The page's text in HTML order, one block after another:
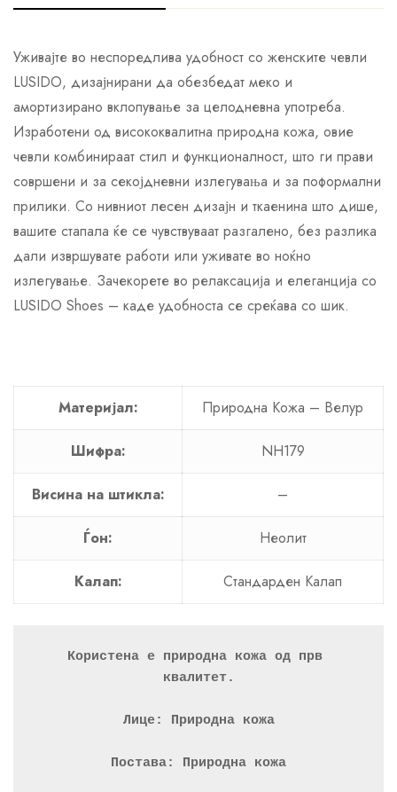
Уживајте во неспоредлива удобност со женските чевли
LUSIDO, дизајнирани да обезбедат меко и
амортизирано вклопување за целодневна употреба.
Изработени од висококвалитна природна кожа, овие
чевли комбинираат стил и функционалност, што ги прави
совршени и за секојдневни излегувања и за поформални
прилики. Со нивниот лесен дизајн и ткаенина што дише,
вашите стапала ќе се чувствуваат разгалено, без разлика
дали извршувате работи или уживате во ноќно
излегување. Зачекорете во релаксација и елеганција со
LUSIDO Shoes – каде удобноста се среќава со шик.
Материјал: Природна Кожа – Велур
Шифра: NH179
Висина на штикла: –
Ѓон: Неолит
Калап: Стандарден Калап
Користена е природна кожа од прв
квалитет.
Лице: Природна кожа
Постава: Природна кожа